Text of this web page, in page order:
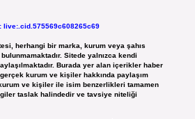
live:.cid.575569c608265c69
herhangi bir marka, kurum veya şahıs
Sitede yalnızca kendi
Burada yer alan içerikler haber
kurum ve kişiler hakkında paylaşım
ve kişiler ile isim benzerlikleri tamamen
taslak halindedir ve tavsiye niteliği